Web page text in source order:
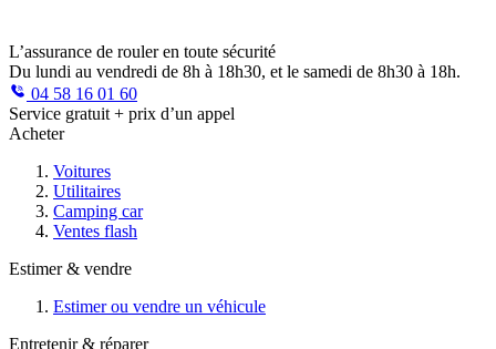
L’assurance de rouler en toute sécurité
Du lundi au vendredi de 8h à 18h30, et le samedi de 8h30 à 18h.
04 58 16 01 60
Service gratuit + prix d’un appel
Acheter
Voitures
Utilitaires
Camping car
Ventes flash
Estimer & vendre
Estimer ou vendre un véhicule
Entretenir & réparer